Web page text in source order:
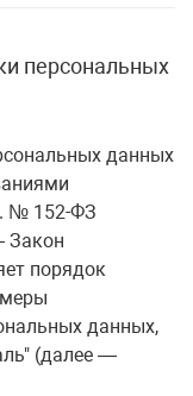
персональных
данных
№ 152-ФЗ
Закон
порядок
данных,
(далее —